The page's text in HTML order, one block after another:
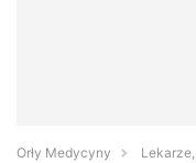
Orły Medycyny